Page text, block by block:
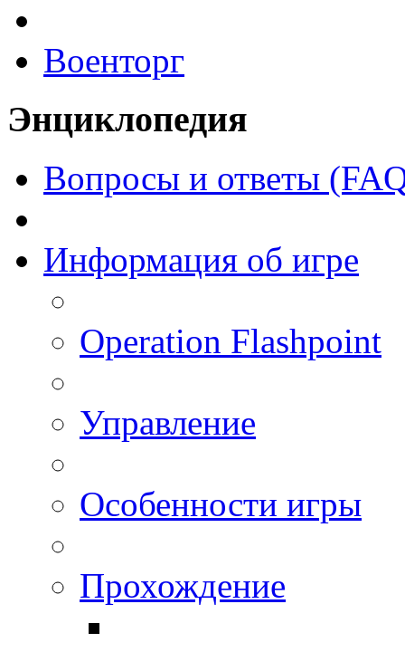
Военторг
Энциклопедия
Вопросы и ответы
Информация об игре
Operation Flashpoint
Управление
Особенности игры
Прохождение